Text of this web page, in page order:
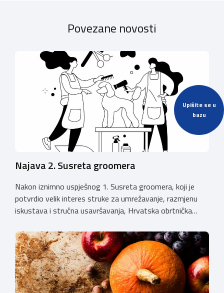
Upišite se u
bazu
Povezane novosti
Najava 2. Susreta groomera
Nakon iznimno uspješnog 1. Susreta groomera, koji je
potvrdio velik interes struke za umrežavanje, razmjenu
iskustava i stručna usavršavanja, Hrvatska obrtnička
održati 12. rujna u Kongresnom centru na Zagrebačkom
velesajmu. Susret će i ove godine okupiti groomere,
stručnjake i zaljubljenike u njegu pasa iz cijele Hrvatske,
[…]